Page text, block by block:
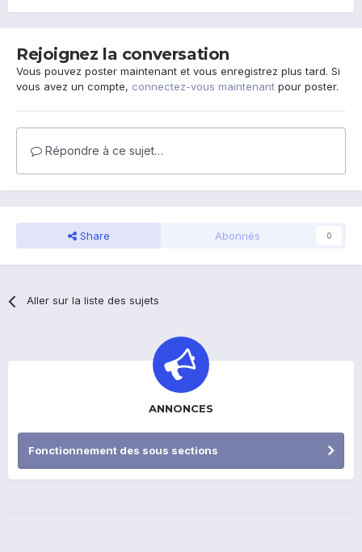
Rejoignez la conversation
Vous pouvez poster maintenant et vous enregistrez plus tard. Si
vous avez un compte, connectez-vous maintenant pour poster.
Répondre à ce sujet…
Share Abonnés 0
Aller sur la liste des sujets
ANNONCES
Fonctionnement des sous sections